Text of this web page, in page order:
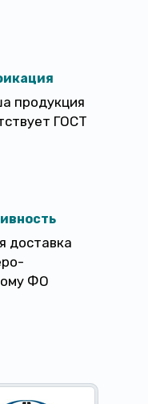
продукция
ГОСТ
доставка
ФО